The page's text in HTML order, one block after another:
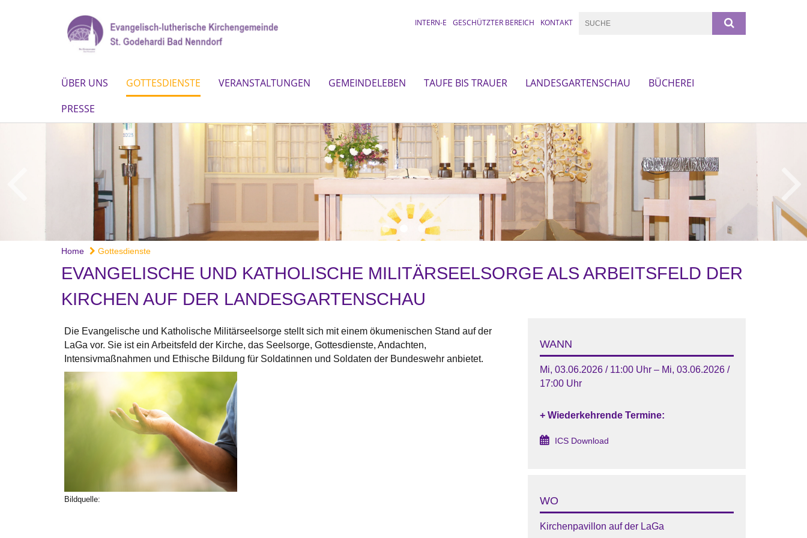
INTERN-E GESCHÜTZTER BEREICH KONTAKT
ÜBER UNS GOTTESDIENSTE VERANSTALTUNGEN GEMEINDELEBEN TAUFE BIS TRAUER LANDESGARTENSCHAU
BÜCHEREI
PRESSE
Home Gottesdienste
EVANGELISCHE UND KATHOLISCHE MILITÄRSEELSORGE ALS ARBEITSFELD DER
KIRCHEN AUF DER LANDESGARTENSCHAU
Die Evangelische und Katholische Militärseelsorge stellt sich mit einem ökumenischen Stand auf der
LaGa vor. Sie ist ein Arbeitsfeld der Kirche, das Seelsorge, Gottesdienste, Andachten,
Intensivmaßnahmen und Ethische Bildung für Soldatinnen und Soldaten der Bundeswehr anbietet.
Bildquelle:
WANN
Mi, 03.06.2026 / 11:00 Uhr – Mi, 03.06.2026 /
17:00 Uhr
+ Wiederkehrende Termine:
ICS Download
WO
Kirchenpavillon auf der LaGa